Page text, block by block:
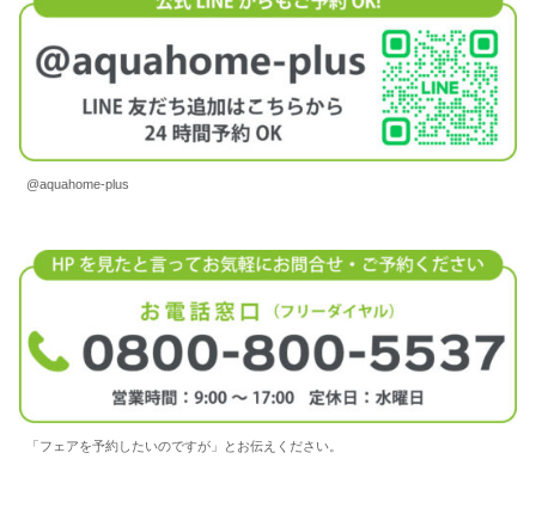
@aquahome-plus
「フェアを予約したいのですが」とお伝えください。